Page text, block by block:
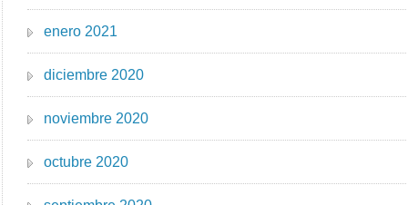
enero 2021
diciembre 2020
noviembre 2020
octubre 2020